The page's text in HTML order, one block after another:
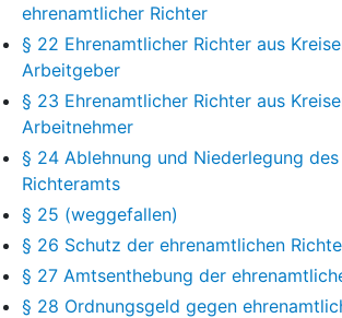
ehrenamtlicher Richter
§ 22 Ehrenamtlicher Richter aus
Arbeitgeber
§ 23 Ehrenamtlicher Richter aus
Arbeitnehmer
§ 24 Ablehnung und Niederlegung
Richteramts
§ 25 (weggefallen)
§ 26 Schutz der ehrenamtlichen
§ 27 Amtsenthebung der
§ 28 Ordnungsgeld gegen